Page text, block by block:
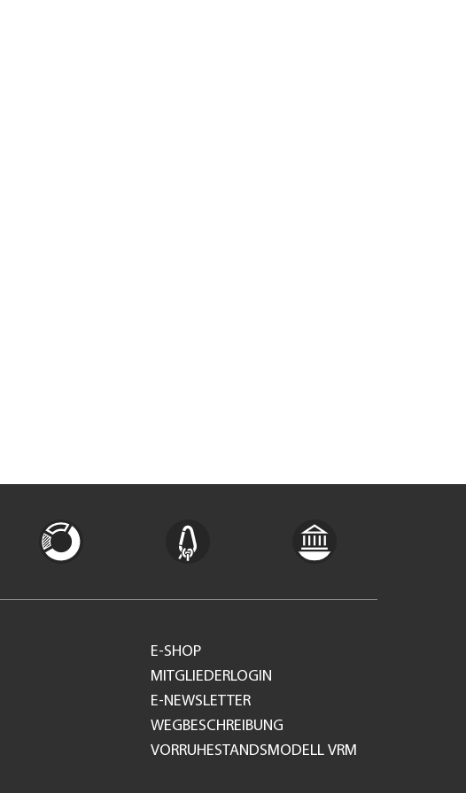
E-SHOP
MITGLIEDERLOGIN
E-NEWSLETTER
WEGBESCHREIBUNG
VORRUHESTANDSMODELL VRM